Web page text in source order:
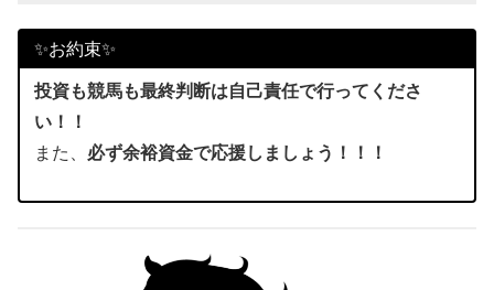
✨お約束✨
投資も競馬も最終判断は自己責任で行ってくださ
い！！
また、 必ず余裕資金で応援しましょう！！！